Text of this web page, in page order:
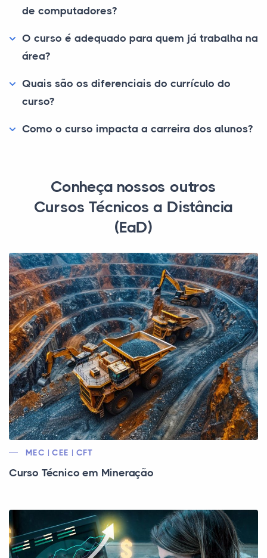
de computadores?
O curso é adequado para quem já trabalha na
área?
Quais são os diferenciais do currículo do
curso?
Como o curso impacta a carreira dos alunos?
Conheça nossos outros
Cursos Técnicos a Distância
(EaD)
MEC | CEE | CFT
Curso Técnico em Mineração